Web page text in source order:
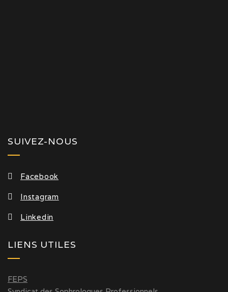
SUIVEZ-NOUS
Facebook
Instagram
Linkedin
LIENS UTILES
FEPS